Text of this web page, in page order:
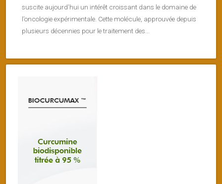
suscite aujourd’hui un intérêt croissant dans le domaine de
l’oncologie expérimentale. Cette molécule, approuvée depuis
plusieurs décennies pour le traitement des...